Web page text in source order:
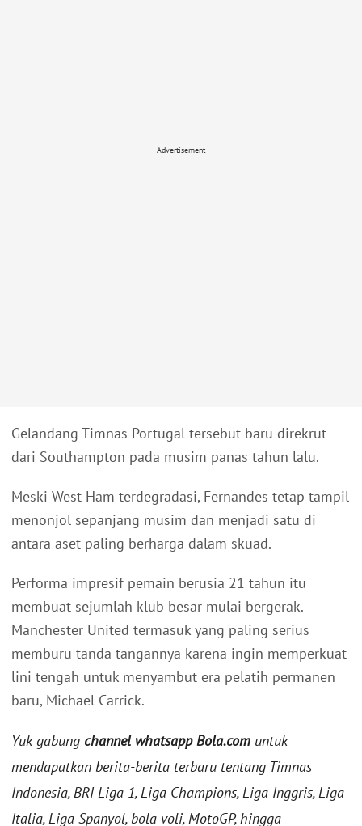
Advertisement
Gelandang Timnas Portugal tersebut baru direkrut
dari Southampton pada musim panas tahun lalu.
Meski West Ham terdegradasi, Fernandes tetap tampil
menonjol sepanjang musim dan menjadi satu di
antara aset paling berharga dalam skuad.
Performa impresif pemain berusia 21 tahun itu
membuat sejumlah klub besar mulai bergerak.
Manchester United termasuk yang paling serius
memburu tanda tangannya karena ingin memperkuat
lini tengah untuk menyambut era pelatih permanen
baru, Michael Carrick.
Yuk gabung channel whatsapp Bola.com untuk
mendapatkan berita-berita terbaru tentang Timnas
Indonesia, BRI Liga 1, Liga Champions, Liga Inggris, Liga
Italia, Liga Spanyol, bola voli, MotoGP, hingga